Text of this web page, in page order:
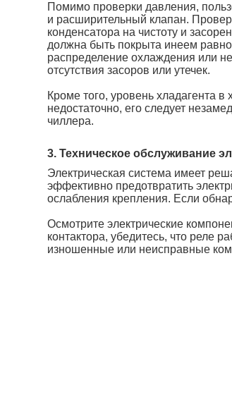
Помимо проверки давления,
и расширительный клапан.
конденсатора на чистоту и
должна быть покрыта инеем
распределение охлаждения или
отсутствия засоров или утечек.
Кроме того, уровень хладагента
недостаточно, его следует
чиллера.
3. Техническое обслуживание
Электрическая система имеет
эффективно предотвратить
ослабления крепления. Если
Осмотрите электрические
контактора, убедитесь, что реле
изношенные или неисправные